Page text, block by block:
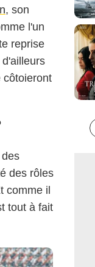
, son
l'un
reprise
côtoieront
des rôles
comme il
tout à fait